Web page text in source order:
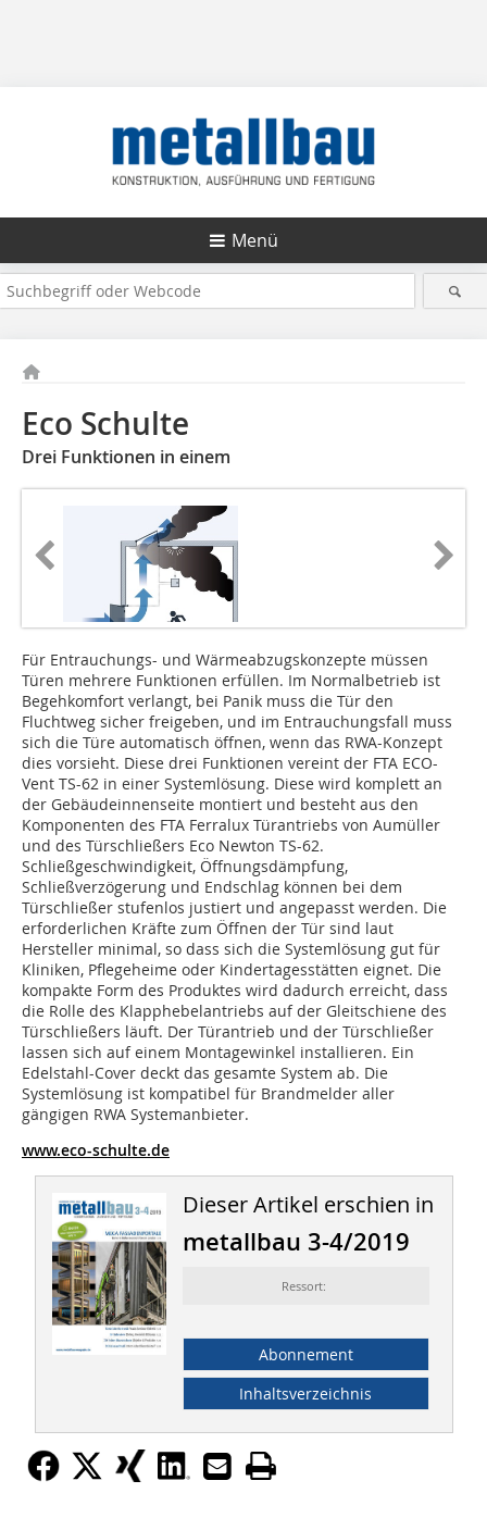
Menü
Eco Schulte
Drei Funktionen in einem
Für Entrauchungs- und Wärmeabzugskonzepte müssen
Türen mehrere Funktionen erfüllen. Im Normalbetrieb ist
Begehkomfort verlangt, bei Panik muss die Tür den
Fluchtweg sicher freigeben, und im Entrauchungsfall muss
sich die Türe automatisch öffnen, wenn das RWA-Konzept
dies vorsieht. Diese drei Funktionen vereint der FTA ECO-
Vent TS-62 in einer Systemlösung. Diese wird komplett an
der Gebäudeinnenseite montiert und besteht aus den
Komponenten des FTA Ferralux Türantriebs von Aumüller
und des Türschließers Eco Newton TS-62.
Schließgeschwindigkeit, Öffnungsdämpfung,
Schließverzögerung und Endschlag können bei dem
Türschließer stufenlos justiert und angepasst werden. Die
erforderlichen Kräfte zum Öffnen der Tür sind laut
Hersteller minimal, so dass sich die Systemlösung gut für
Kliniken, Pflegeheime oder Kindertagesstätten eignet. Die
kompakte Form des Produktes wird dadurch erreicht, dass
die Rolle des Klapphebelantriebs auf der Gleitschiene des
Türschließers läuft. Der Türantrieb und der Türschließer
lassen sich auf einem Montagewinkel installieren. Ein
Edelstahl-Cover deckt das gesamte System ab. Die
Systemlösung ist kompatibel für Brandmelder aller
gängigen RWA Systemanbieter.
www.eco-schulte.de
Dieser Artikel erschien in
metallbau 3-4/2019
Ressort:
Abonnement
Inhaltsverzeichnis